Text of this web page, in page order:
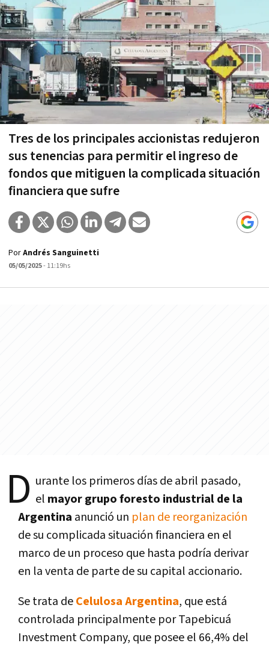
Tres de los principales accionistas redujeron
sus tenencias para permitir el ingreso de
fondos que mitiguen la complicada situación
financiera que sufre
PorAndrés Sanguinetti
05/05/2025- 11:19hs
D urante los primeros días de abril pasado,
el mayor grupo foresto industrial de la
Argentina anunció un plan de reorganización
de su complicada situación financiera en el
marco de un proceso que hasta podría derivar
en la venta de parte de su capital accionario.
Se trata deCelulosa Argentina, que está
controlada principalmente por Tapebicuá
Investment Company, que posee el 66,4% del